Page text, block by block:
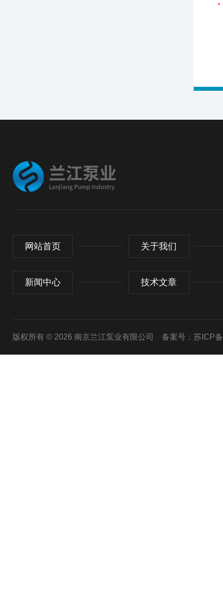
网站首页 关于我们
新闻中心 技术文章
版权所有 © 2026 南京兰江泵业有限公司 备案号：苏ICP